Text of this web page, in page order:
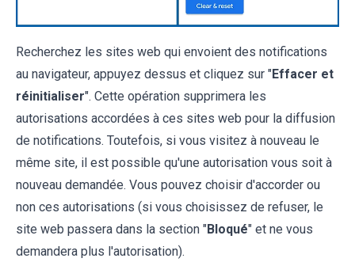
Recherchez les sites web qui envoient des notifications
au navigateur, appuyez dessus et cliquez sur "Effacer et
réinitialiser". Cette opération supprimera les
autorisations accordées à ces sites web pour la diffusion
de notifications. Toutefois, si vous visitez à nouveau le
même site, il est possible qu'une autorisation vous soit à
nouveau demandée. Vous pouvez choisir d'accorder ou
non ces autorisations (si vous choisissez de refuser, le
site web passera dans la section "Bloqué" et ne vous
demandera plus l'autorisation).